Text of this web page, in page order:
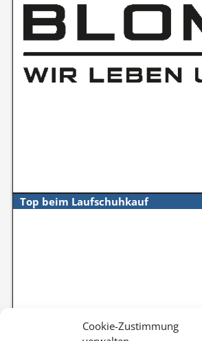
Cookie-Zustimmung
Top beim Laufschuhkauf